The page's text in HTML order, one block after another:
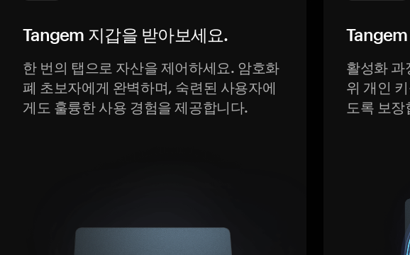
Tangem 지갑을 받아보세요.
한 번의 탭으로 자산을 제어하세요. 암호화
폐 초보자에게 완벽하며, 숙련된 사용자에
게도 훌륭한 사용 경험을 제공합니다.
활성화 과
위 개인
도록 보장